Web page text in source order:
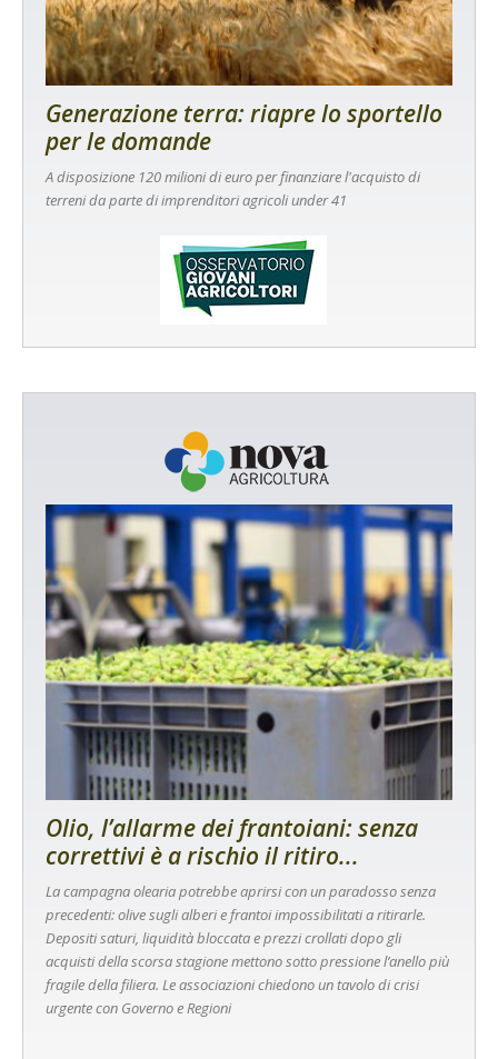
Generazione terra: riapre lo sportello
per le domande
A disposizione 120 milioni di euro per finanziare l'acquisto di
terreni da parte di imprenditori agricoli under 41
Olio, l’allarme dei frantoiani: senza
correttivi è a rischio il ritiro...
La campagna olearia potrebbe aprirsi con un paradosso senza
precedenti: olive sugli alberi e frantoi impossibilitati a ritirarle.
Depositi saturi, liquidità bloccata e prezzi crollati dopo gli
acquisti della scorsa stagione mettono sotto pressione l’anello più
fragile della filiera. Le associazioni chiedono un tavolo di crisi
urgente con Governo e Regioni